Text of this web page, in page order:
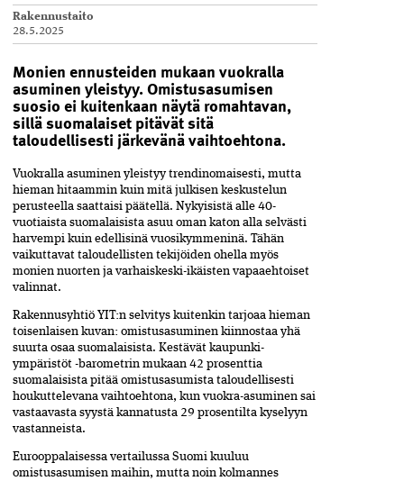
Rakennustaito
28.5.2025
Monien ennusteiden mukaan vuokralla
asuminen yleistyy. Omistusasumisen
suosio ei kuitenkaan näytä romahtavan,
sillä suomalaiset pitävät sitä
taloudellisesti järkevänä vaihtoehtona.
Vuokralla asuminen yleistyy trendinomaisesti, mutta
hieman hitaammin kuin mitä julkisen keskustelun
perusteella saattaisi päätellä. Nykyisistä alle 40-
vuotiaista suoma­laisista asuu oman katon alla selvästi
harvempi kuin edellisinä vuosi­kymmeninä. Tähän
vaikuttavat taloudellisten tekijöiden ohella myös
monien nuorten ja varhaiskeski-ikäisten vapaa­ehtoiset
valinnat.
Rakennusyhtiö YIT:n selvitys kuitenkin tarjoaa hieman
toisenlaisen kuvan: omistusasuminen kiinnostaa yhä
suurta osaa suomalaisista. Kestävät kaupunki­
ympäristöt -barometrin mukaan 42 prosenttia
suomalaisista pitää omistusasumista taloudellisesti
houkuttelevana vaihtoehtona, kun vuokra-asuminen sai
vastaavasta syystä kannatusta 29 prosentilta kyselyyn
vastanneista.
Eurooppalaisessa vertailussa Suomi kuuluu
omistusasumisen maihin, mutta noin kolmannes